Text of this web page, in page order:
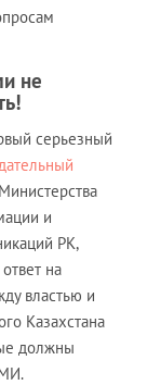
не
серьезный
Министерства
и
РК,
на
властью и
Казахстана
должны